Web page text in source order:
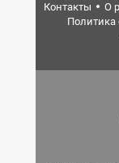
Контакты
О
Политика